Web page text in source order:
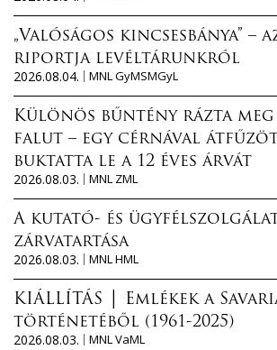
„Valóságos kincsesbánya” –
riportja levéltárunkról
2026.08.04.
MNL GyMSMGyL
Különös bűntény rázta meg
falut – egy cérnával
buktatta le a 12 éves árvát
2026.08.03.
MNL ZML
A kutató- és
zárvatartása
2026.08.03.
MNL HML
KIÁLLÍTÁS │ Emlékek a
történetéből (1961-2025)
2026.08.03.
MNL VaML